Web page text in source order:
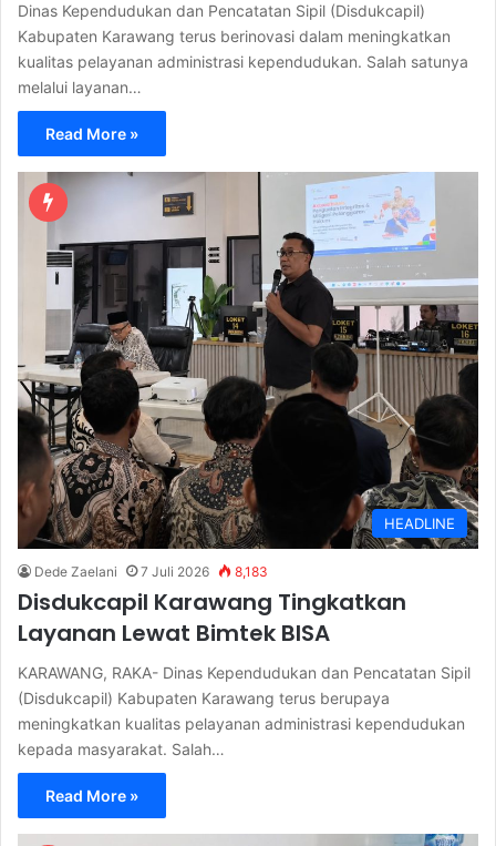
Dinas Kependudukan dan Pencatatan Sipil (Disdukcapil)
Kabupaten Karawang terus berinovasi dalam meningkatkan
kualitas pelayanan administrasi kependudukan. Salah satunya
melalui layanan…
Read More »
HEADLINE
Dede Zaelani 7 Juli 2026 8,183
Disdukcapil Karawang Tingkatkan
Layanan Lewat Bimtek BISA
KARAWANG, RAKA- Dinas Kependudukan dan Pencatatan Sipil
(Disdukcapil) Kabupaten Karawang terus berupaya
meningkatkan kualitas pelayanan administrasi kependudukan
kepada masyarakat. Salah…
Read More »